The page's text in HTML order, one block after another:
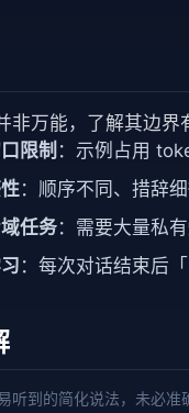
万能，了解其边界
限制 ：示例占用
：顺序不同、措辞
任务：需要大量私
：每次对话结束后
听到的简化说法，未必准